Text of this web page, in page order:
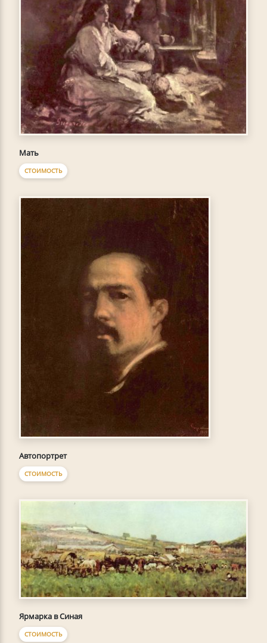
Мать
СТОИМОСТЬ
Автопортрет
СТОИМОСТЬ
Ярмарка в Синая
СТОИМОСТЬ